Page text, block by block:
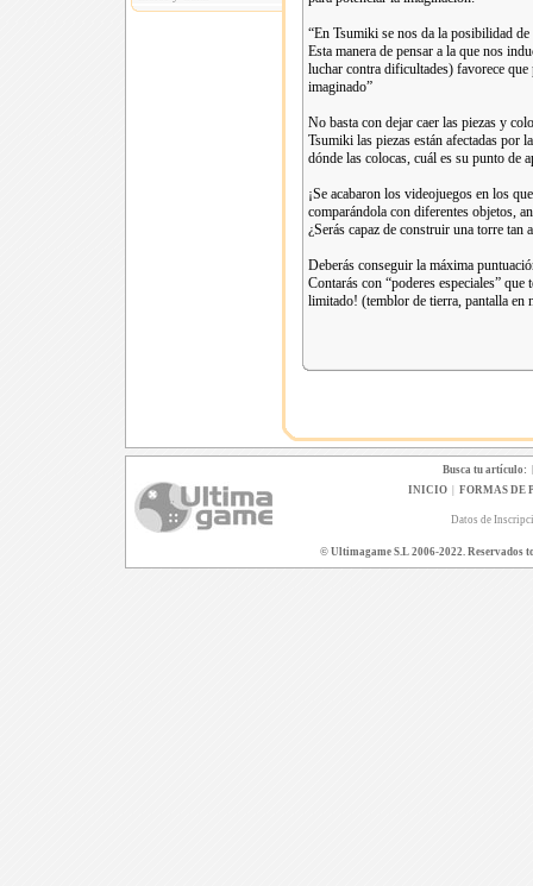
“En Tsumiki se nos da la posibilidad
Esta manera de pensar a la que nos
luchar contra dificultades) favorece
imaginado”
No basta con dejar caer las piezas y
Tsumiki las piezas están afectadas por
dónde las colocas, cuál es su punto de
¡Se acabaron los videojuegos en los
comparándola con diferentes objetos,
¿Serás capaz de construir una torre
Deberás conseguir la máxima
Contarás con “poderes especiales”
limitado! (temblor de tierra, pantalla en
Busca tu artículo:
INICIO| FORMAS DE
Datos de
© Ultimagame S.L 2006-2022. Reservados